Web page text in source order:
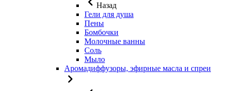
Назад
Гели для душа
Пены
Бомбочки
Молочные ванны
Соль
Мыло
Аромадиффузоры, эфирные масла и спреи